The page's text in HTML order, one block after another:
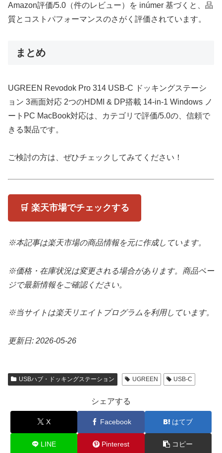
Amazon評価/5.0（件のレビュー）を inúmer 基づくと、品
質とコストパフォーマンスのさがく評価されています。
まとめ
UGREEN Revodok Pro 314 USB-C ドッキングステーシ
ョン 3画面対応 2つのHDMI & DP搭載 14-in-1 Windows ノ
ートPC MacBook対応は、カテゴリで評価/5.0の、信頼で
きる製品です。
ご検討の方は、ぜひチェックしてみてください！
🛒 楽天市場でチェックする
※本記事は楽天市場の商品情報を元に作成しています。
※価格・在庫状況は変更される場合があります。商品ペー
ジで最新情報をご確認ください。
※当サイトは楽天リエイトプログラムを利用しています。
更新日: 2026-05-26
USBハブ・ドッキングステーション UGREEN USB-C
シェアする
X Facebook はてブ
LINE Pinterest コピー